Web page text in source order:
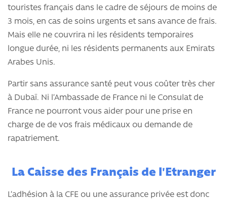
touristes français dans le cadre de séjours de moins de
3 mois, en cas de soins urgents et sans avance de frais.
Mais elle ne couvrira ni les résidents temporaires
longue durée, ni les résidents permanents aux Emirats
Arabes Unis.
Partir sans assurance santé peut vous coûter très cher
à Dubaï. Ni l’Ambassade de France ni le Consulat de
France ne pourront vous aider pour une prise en
charge de de vos frais médicaux ou demande de
rapatriement.
La Caisse des Français de l'Etranger
L’adhésion à la CFE ou une assurance privée est donc